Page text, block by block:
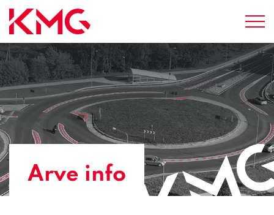
Arve info